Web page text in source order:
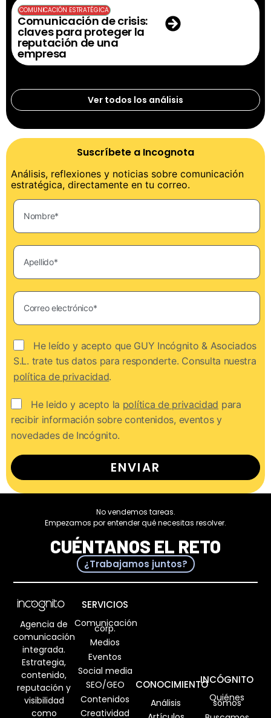
COMUNICACIÓN ESTRATÉGICA
Comunicación de crisis:
claves para proteger la
reputación de una
empresa
Ver todos los análisis
Suscríbete a Incognota
Análisis, reflexiones y noticias sobre comunicación
estratégica, directamente en tu correo.
He leído y acepto que GUY Incógnito & Asociados
S.L. trate tus datos para responderte. Consulta nuestra
política de privacidad.
He leido y acepto la política de privacidad para
recibir información sobre contenidos, eventos y
novedades de Incógnito.
ENVIAR
No vendemos tareas.
Empezamos por entender qué necesitas resolver.
CUÉNTANOS EL RETO
¿Trabajamos juntos?
Agencia de
comunicación
integrada.
Estrategia,
contenido,
reputación y
visibilidad
como
SERVICIOS
Comunicación
corp.
Medios
Eventos
Social media
SEO/GEO
Contenidos
Creatividad
CONOCIMIENTO
Análisis
INCÓGNITO
Quiénes
somos